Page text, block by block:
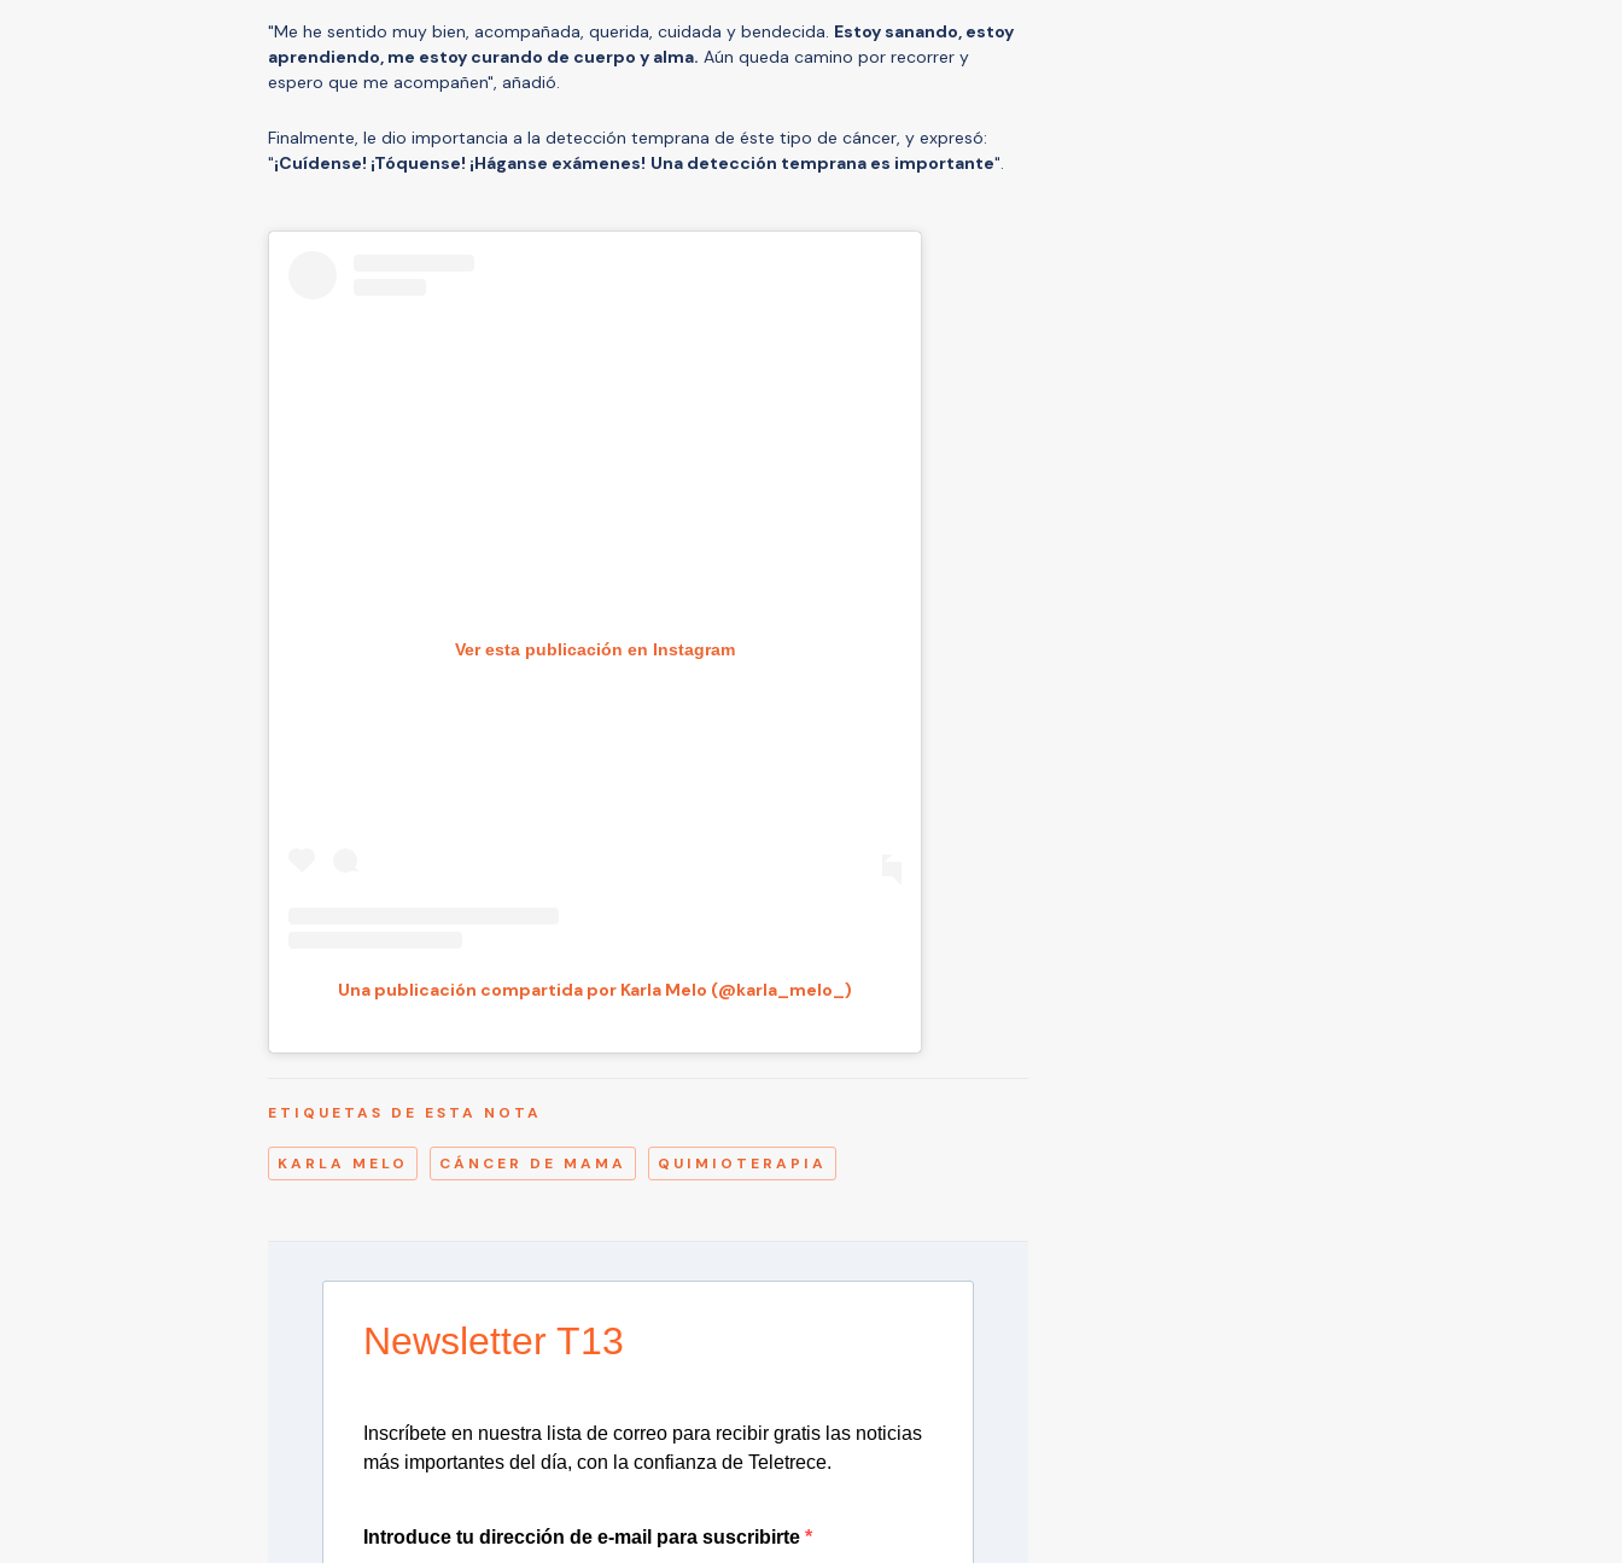
"Me he sentido muy bien, acompañada, querida, cuidada y bendecida. Estoy sanando, estoy
aprendiendo, me estoy curando de cuerpo y alma. Aún queda camino por recorrer y
espero que me acompañen", añadió.
Finalmente, le dio importancia a la detección temprana de éste tipo de cáncer, y expresó:
"¡Cuídense! ¡Tóquense! ¡Háganse exámenes! Una detección temprana es importante".
Ver esta publicación en Instagram
Una publicación compartida por Karla Melo (@karla_melo_)
ETIQUETAS DE ESTA NOTA
KARLA MELO CÁNCER DE MAMA QUIMIOTERAPIA
Newsletter T13
Inscríbete en nuestra lista de correo para recibir gratis las noticias
más importantes del día, con la confianza de Teletrece.
Introduce tu dirección de e-mail para suscribirte